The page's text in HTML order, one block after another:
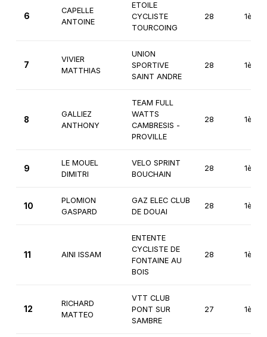
6
CAPELLE
ANTOINE
ETOILE
CYCLISTE
TOURCOING
28 1ère
7
VIVIER
MATTHIAS
UNION
SPORTIVE
SAINT ANDRE
28 1ère
8
GALLIEZ
ANTHONY
TEAM FULL
WATTS
CAMBRESIS -
PROVILLE
28 1ère
9
LE MOUEL
DIMITRI
VELO SPRINT
BOUCHAIN
28 1ère
10
PLOMION
GASPARD
GAZ ELEC CLUB
DE DOUAI
28 1ère
11 AINI ISSAM
ENTENTE
CYCLISTE DE
FONTAINE AU
BOIS
28 1ère
12
RICHARD
MATTEO
VTT CLUB
PONT SUR
SAMBRE
27 1ère